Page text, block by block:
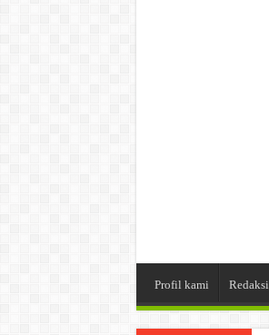
Profil kami Redaksi